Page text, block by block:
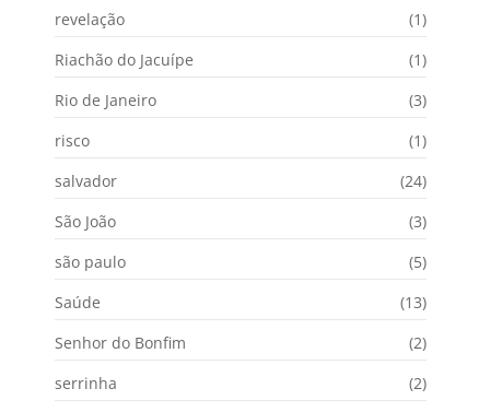
revelação
(1)
Riachão do Jacuípe
(1)
Rio de Janeiro
(3)
risco
(1)
salvador
(24)
São João
(3)
são paulo
(5)
Saúde
(13)
Senhor do Bonfim
(2)
serrinha
(2)